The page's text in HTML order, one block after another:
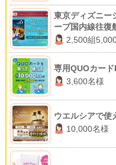
東京ディズニー
ープ国内線往復
2,500組
専用QUOカー
3,600名様
ウエルシアで使
10,000名様